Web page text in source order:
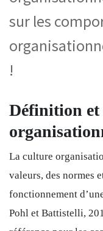
sur les
!
Définition et
La culture
valeurs, des normes
fonctionnement
Pohl et Battistelli,